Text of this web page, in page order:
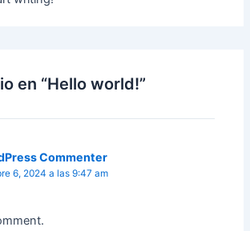
en “Hello world!”
Commenter
6, 2024 a las 9:47 am